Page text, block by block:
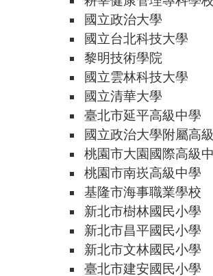
國立政治大學
國立台北科技大學
黎明技術學院
國立雲林科技大學
國立清華大學
臺北市延平高級中學
國立政治大學附屬高
桃園市大園國際高級
桃園市南崁高級中學
基隆市海事職業學校
新北市樹林國民小學
新北市昌平國民小學
新北市文林國民小學
臺北市建安國民小學